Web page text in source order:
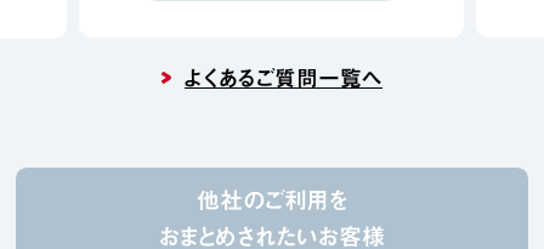
よくあるご質問一覧へ
他社のご利用を
おまとめされたいお客様